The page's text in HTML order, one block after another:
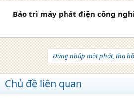
Bảo trì máy phát điện công
Đăng nhập một phát, tha
Chủ đề liên quan